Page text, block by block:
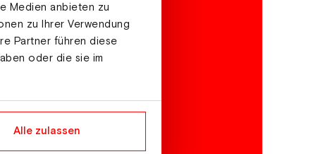
Medien anbieten zu
zu Ihrer Verwendung
Partner führen diese
oder die sie im
Alle zulassen